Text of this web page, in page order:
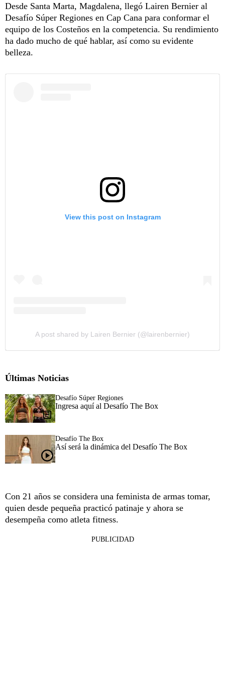
Desde Santa Marta, Magdalena, llegó Lairen Bernier al
Desafío Súper Regiones en Cap Cana para conformar el
equipo de los Costeños en la competencia. Su rendimiento
ha dado mucho de qué hablar, así como su evidente
belleza.
View this post on Instagram
A post shared by Lairen Bernier (@lairenbernier)
Últimas Noticias
Desafío Súper Regiones
Ingresa aquí al Desafío The Box
Desafío The Box
Así será la dinámica del Desafío The Box
Con 21 años se considera una feminista de armas tomar,
quien desde pequeña practicó patinaje y ahora se
desempeña como atleta fitness.
PUBLICIDAD